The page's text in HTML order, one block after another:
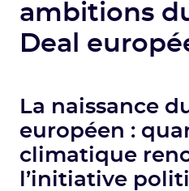
ambitions
Deal
La naissance
européen :
climatique
l’initiative